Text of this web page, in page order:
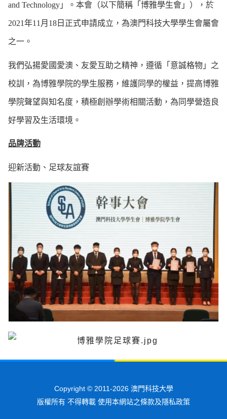
and Technology」。本會（以下簡稱「博雅學生會」），於
2021年11月18日正式申請成立，為澳門科技大學學生會屬會
之一。
我們弘揚愛國愛澳、友愛互助之精神，遵循「意誠格物」之
校訓，為博雅學院的學生服務，維護同學的權益，提高博雅
學院聲望與知名度，積極創辦學術相關活動，為同學營造良
好學習及生活環境。
品牌活動
迎新活動、足球友誼賽
Copyright © 2011-2026 澳門科技大學
版權所有 不得轉載 使用本網站之條款及隱私政策